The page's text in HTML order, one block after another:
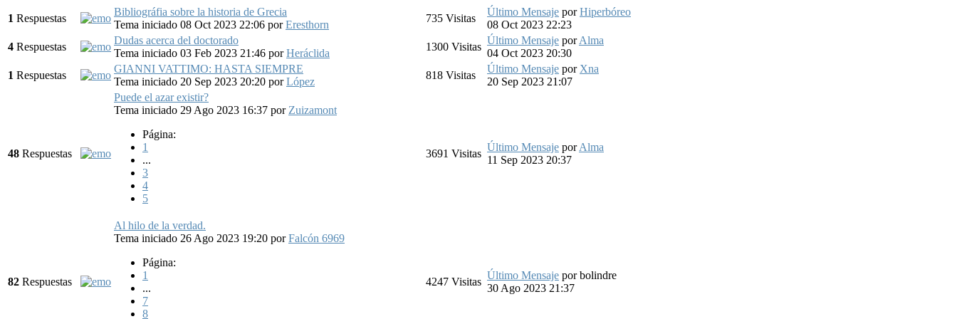
1 Respuestas
Bibliográfia sobre la historia de Grecia
Tema iniciado 08 Oct 2023 22:06 porEresthorn
735 Visitas
Último Mensaje porHiperbóreo
08 Oct 2023 22:23
4 Respuestas
Dudas acerca del doctorado
Tema iniciado 03 Feb 2023 21:46 porHeráclida
1300 Visitas
Último Mensaje porAlma
04 Oct 2023 20:30
1 Respuestas
GIANNI VATTIMO: HASTA SIEMPRE
Tema iniciado 20 Sep 2023 20:20 porLópez
818 Visitas
Último Mensaje por Xna
20 Sep 2023 21:07
48 Respuestas
Puede el azar existir?
Tema iniciado 29 Ago 2023 16:37 por Zuizamont
Página:
1
...
3
4
5
3691 Visitas
Último Mensaje porAlma
11 Sep 2023 20:37
82 Respuestas
Al hilo de la verdad.
Tema iniciado 26 Ago 2023 19:20 porFalcón 6969
Página:
1
...
7
8
4247 Visitas
Último Mensaje porbolindre
30 Ago 2023 21:37